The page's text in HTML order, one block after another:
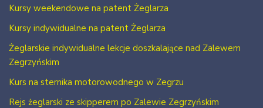
Kursy weekendowe na patent Żeglarza
Kursy indywidualne na patent Żeglarza
Żeglarskie indywidualne lekcje doszkalające nad Zalewem
Zegrzyńskim
Kurs na sternika motorowodnego w Zegrzu
Rejs żeglarski ze skipperem po Zalewie Zegrzyńskim